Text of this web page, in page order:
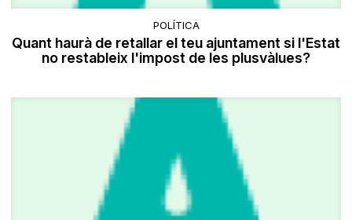
POLÍTICA
Quant haurà de retallar el teu ajuntament si l'Estat
no restableix l'impost de les plusvàlues?